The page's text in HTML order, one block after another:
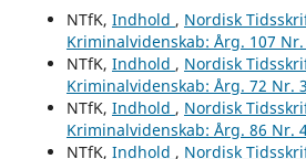
NTfK, Indhold , Nordisk
Kriminalvidenskab: Årg. 107 Nr.
NTfK, Indhold , Nordisk
Kriminalvidenskab: Årg. 72 Nr.
NTfK, Indhold , Nordisk
Kriminalvidenskab: Årg. 86 Nr.
NTfK, Indhold , Nordisk